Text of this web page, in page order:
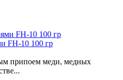
FH-10 100 гр
припоем меди, медных